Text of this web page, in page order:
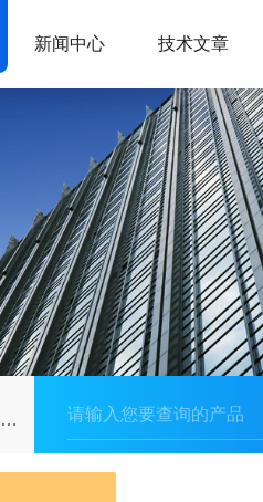
新闻中心 技术文章